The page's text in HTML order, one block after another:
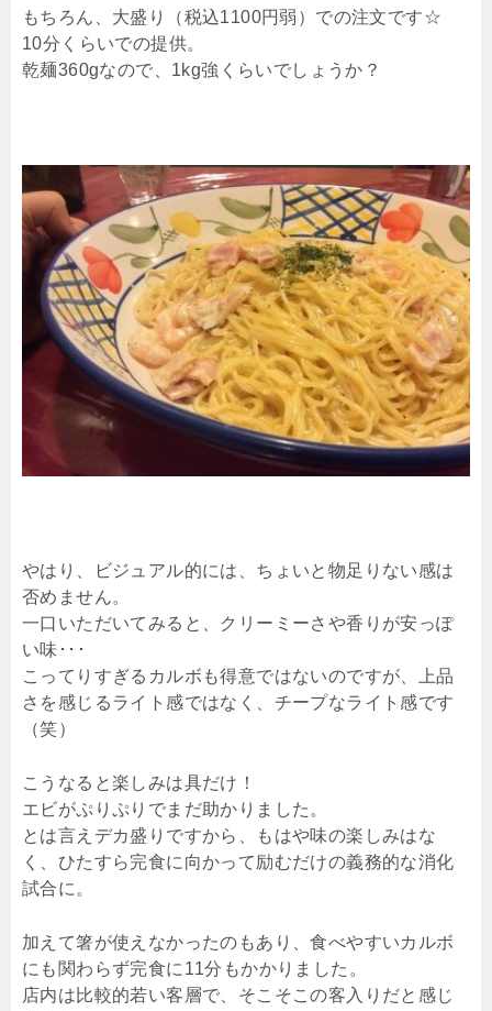
もちろん、大盛り（税込1100円弱）での注文です☆
10分くらいでの提供。
乾麺360gなので、1kg強くらいでしょうか？
やはり、ビジュアル的には、ちょいと物足りない感は
否めません。
一口いただいてみると、クリーミーさや香りが安っぽ
い味･･･
こってりすぎるカルボも得意ではないのですが、上品
さを感じるライト感ではなく、チープなライト感です
（笑）
こうなると楽しみは具だけ！
エビがぷりぷりでまだ助かりました。
とは言えデカ盛りですから、もはや味の楽しみはな
く、ひたすら完食に向かって励むだけの義務的な消化
試合に。
加えて箸が使えなかったのもあり、食べやすいカルボ
にも関わらず完食に11分もかかりました。
店内は比較的若い客層で、そこそこの客入りだと感じ